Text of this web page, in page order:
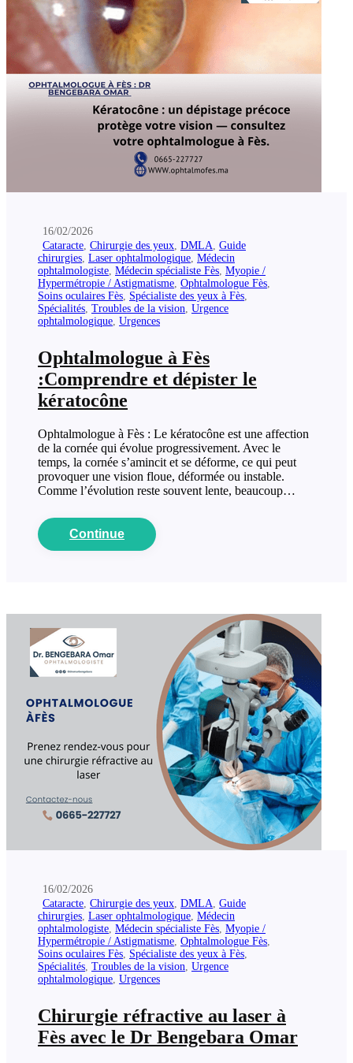
16/02/2026
Cataracte, Chirurgie des yeux, DMLA, Guide
chirurgies, Laser ophtalmologique, Médecin
ophtalmologiste, Médecin spécialiste Fès, Myopie /
Hypermétropie / Astigmatisme, Ophtalmologue Fès,
Soins oculaires Fès, Spécialiste des yeux à Fès,
Spécialités, Troubles de la vision, Urgence
ophtalmologique, Urgences
Ophtalmologue à Fès
:Comprendre et dépister le
kératocône
Ophtalmologue à Fès : Le kératocône est une affection
de la cornée qui évolue progressivement. Avec le
temps, la cornée s’amincit et se déforme, ce qui peut
provoquer une vision floue, déformée ou instable.
Comme l’évolution reste souvent lente, beaucoup…
Continue
16/02/2026
Cataracte, Chirurgie des yeux, DMLA, Guide
chirurgies, Laser ophtalmologique, Médecin
ophtalmologiste, Médecin spécialiste Fès, Myopie /
Hypermétropie / Astigmatisme, Ophtalmologue Fès,
Soins oculaires Fès, Spécialiste des yeux à Fès,
Spécialités, Troubles de la vision, Urgence
ophtalmologique, Urgences
Chirurgie réfractive au laser à
Fès avec le Dr Bengebara Omar